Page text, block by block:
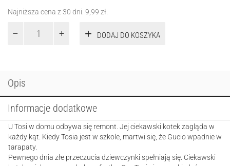
Najniższa cena z 30 dni: 9,99 zł
DODAJ DO KOSZYKA
Opis
Informacje dodatkowe
U Tosi w domu odbywa się remont. Jej ciekawski kotek zagląda w
każdy kąt. Kiedy Tosia jest w szkole, martwi się, że Gucio wpadnie w
tarapaty.
Pewnego dnia złe przeczucia dziewczynki spełniają się. Ciekawski